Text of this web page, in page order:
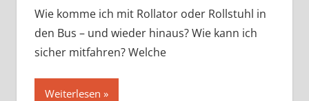
Wie komme ich mit Rollator oder Rollstuhl in
den Bus – und wieder hinaus? Wie kann ich
sicher mitfahren? Welche
Weiterlesen